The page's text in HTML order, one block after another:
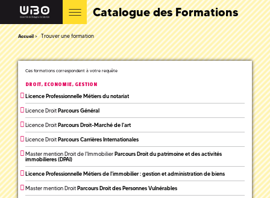
Catalogue des Formations
Accueil Trouver une formation
Ces formations correspondent à votre requête
DROIT, ECONOMIE, GESTION
Licence Professionnelle Métiers du notariat
Licence DroitParcours Général
Licence DroitParcours Droit-Marché de l'art
Licence DroitParcours Carrières Internationales
Master mention Droit de l'ImmobilierParcours Droit du patrimoine et des activités
immobilieres (DPAI)
Licence Professionnelle Métiers de l'immobilier : gestion et administration de biens
Master mention DroitParcours Droit des Personnes Vulnérables